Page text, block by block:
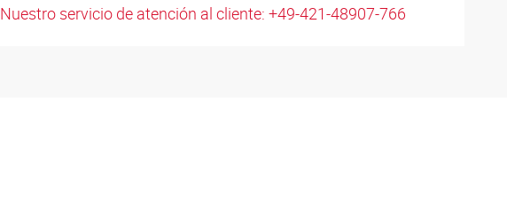
Nuestro servicio de atención al cliente: +49-421-48907-766